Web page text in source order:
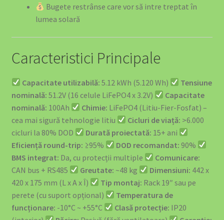
EV Public Charging Cable type 2 to type 2
EV4GREEN – Soluții Energetice pentru Afaceri
EV4GREEN – Soluții Energetice pentru Locuințe
Ghidul Complet Wallbox România 2026
Home – Office – 22kw 32A Charger 3-Phase Type 2 Socket
-699 euro
Încărcătoare EV – Soluții Complete pentru Mașina Ta
Electrică
Încărcătoare și Electronice
Bugete restrânse care vor să intre treptat în
lumea solară
Caracteristici Principale
Capacitate utilizabilă: 5.12 kWh (5.120 Wh)
Tensiune
nominală: 51.2V (16 celule LiFePO4 x 3.2V)
Capacitate
nominală: 100Ah Chimie: LiFePO4 (Litiu-Fier-Fosfat) –
cea mai sigură tehnologie litiu
Cicluri de viață: >6.000
cicluri la 80% DOD
Durată proiectată: 15+ ani
Eficiență round-trip: ≥95% DOD recomandat: 90%
BMS integrat: Da, cu protecții multiple
Comunicare:
CAN bus + RS485
Greutate: ~48 kg Dimensiuni: 442 x
420 x 175 mm (L x A x Î)
Tip montaj: Rack 19″ sau pe
perete (cu suport opțional)
Temperatura de
funcționare: -10°C ~ +55°C Clasă protecție: IP20